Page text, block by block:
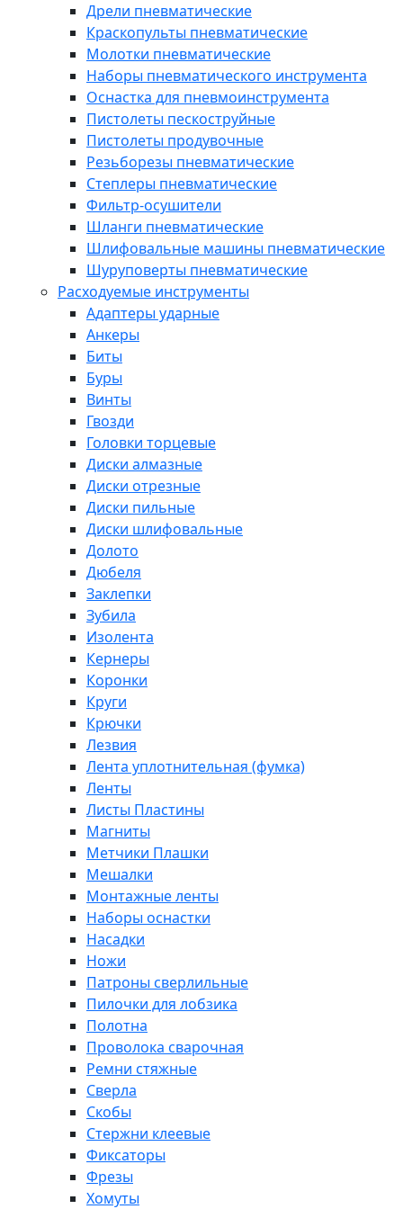
Дрели пневматические
Краскопульты пневматические
Молотки пневматические
Наборы пневматического инструмента
Оснастка для пневмоинструмента
Пистолеты пескоструйные
Пистолеты продувочные
Резьборезы пневматические
Степлеры пневматические
Фильтр-осушители
Шланги пневматические
Шлифовальные машины пневматические
Шуруповерты пневматические
Расходуемые инструменты
Адаптеры ударные
Анкеры
Биты
Буры
Винты
Гвозди
Головки торцевые
Диски алмазные
Диски отрезные
Диски пильные
Диски шлифовальные
Долото
Дюбеля
Заклепки
Зубила
Изолента
Кернеры
Коронки
Круги
Крючки
Лезвия
Лента уплотнительная (фумка)
Ленты
Листы Пластины
Магниты
Метчики Плашки
Мешалки
Монтажные ленты
Наборы оснастки
Насадки
Ножи
Патроны сверлильные
Пилочки для лобзика
Полотна
Проволока сварочная
Ремни стяжные
Сверла
Скобы
Стержни клеевые
Фиксаторы
Фрезы
Хомуты